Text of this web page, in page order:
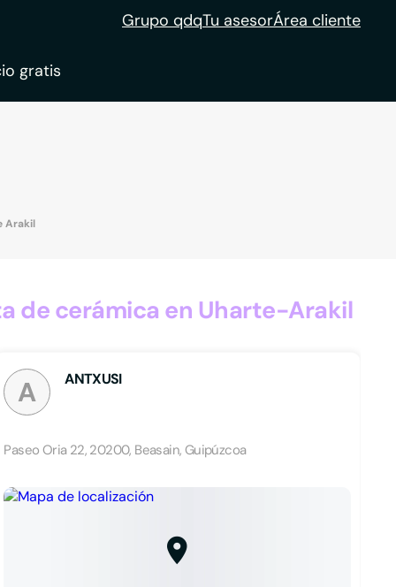
Grupo qdqTu asesorÁrea cliente
gratis
Arakil
de cerámica en Uharte-Arakil
A ANTXUSI
Paseo Oria 22, 20200, Beasain, Guipúzcoa